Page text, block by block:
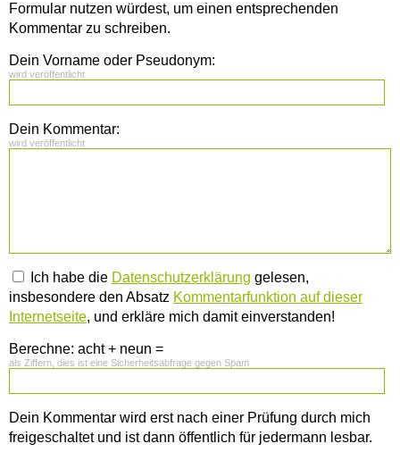
Formular nutzen würdest, um einen entsprechenden
Kommentar zu schreiben.
Dein Vorname oder Pseudonym:
wird veröffentlicht
Dein Kommentar:
wird veröffentlicht
Ich habe die Datenschutzerklärung gelesen,
insbesondere den Absatz Kommentarfunktion auf dieser
Internetseite, und erkläre mich damit einverstanden!
Berechne: acht + neun =
als Ziffern, dies ist eine Sicherheitsabfrage gegen Spam
Dein Kommentar wird erst nach einer Prüfung durch mich
freigeschaltet und ist dann öffentlich für jedermann lesbar.